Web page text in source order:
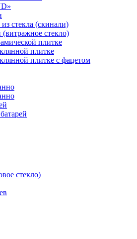
стекла (скинали)
стекло)
плитке
плитке
плитке с фацетом
стекло)